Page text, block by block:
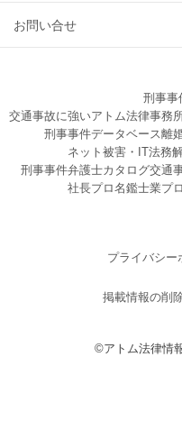
お問い合せ
刑事事
交通事故に強いアトム法律事務
刑事事件データベース離
ネット被害・IT法務
刑事事件弁護士カタログ交通
社長プロ名鑑士業プ
プライバシー
掲載情報の削
©アトム法律情